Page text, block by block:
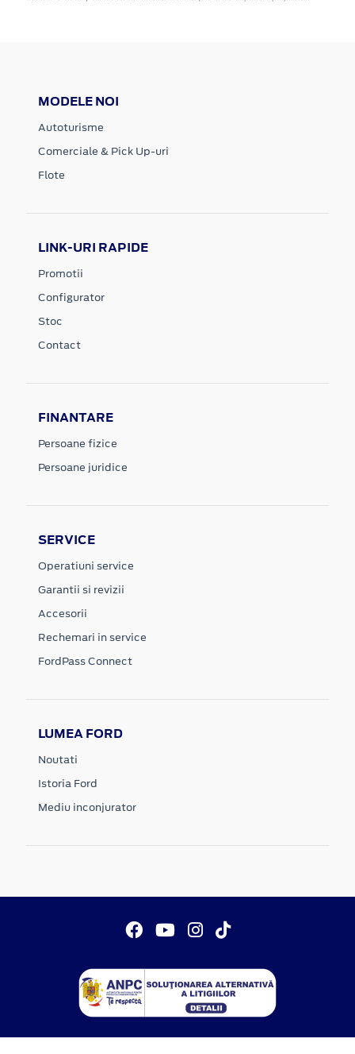
MODELE NOI
Autoturisme
Comerciale & Pick Up-uri
Flote
LINK-URI RAPIDE
Promotii
Configurator
Stoc
Contact
FINANTARE
Persoane fizice
Persoane juridice
SERVICE
Operatiuni service
Garantii si revizii
Accesorii
Rechemari in service
FordPass Connect
LUMEA FORD
Noutati
Istoria Ford
Mediu inconjurator